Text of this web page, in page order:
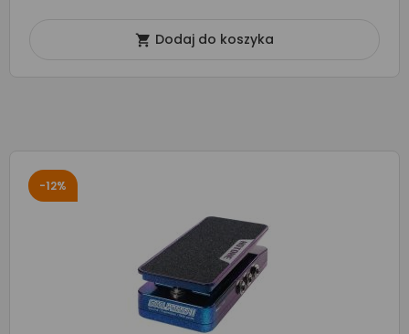
 Dodaj do koszyka
-12%